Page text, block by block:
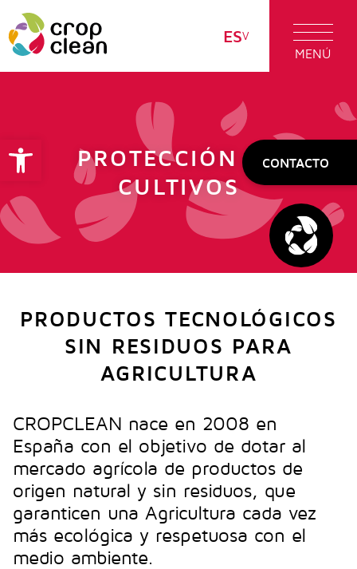
Abrir barra de herramientas
ES
MENÚ
CONTACTO
PROTECCIÓN DE
CULTIVOS
PRODUCTOS TECNOLÓGICOS
SIN RESIDUOS PARA
AGRICULTURA
CROPCLEAN nace en 2008 en
España con el objetivo de dotar al
mercado agrícola de productos de
origen natural y sin residuos, que
garanticen una Agricultura cada vez
más ecológica y respetuosa con el
medio ambiente.